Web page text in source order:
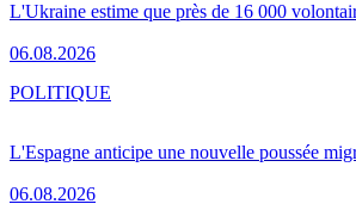
L'Ukraine estime que près de 16 000
06.08.2026
L'Espagne anticipe une nouvelle poussée
06.08.2026
POLITIQUE